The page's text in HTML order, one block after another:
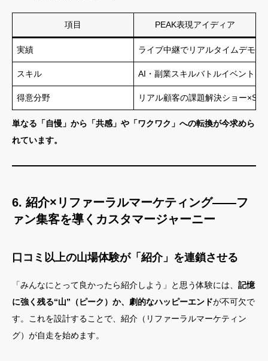
項目 PEAK表現アイディア
実績 ライブ中継でリアルタイムデモを
スキル AI・副業スキルバトルイベント開
得意分野 リアル顧客の課題解決ショー
単なる「自慢」から「共感」や「ワクワク」への転換が今求めら
れています。
6. 紹介×リファーラルマーケティング——フ
ァン集客を導くカスタマージャーニー
口コミ以上の山場体験が「紹介」を連鎖させる
「みんなにとって良かったら紹介しよう」と思う体験には、 記憶
に強く残る“山”（ピーク）か、劇的なハッピーエンドが不可欠で
す。これを設計することで、紹介（リファーラルマーケティン
グ）が自走を始めます。